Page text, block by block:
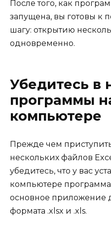
После того, как
запущена, вы готовы к
шагу: открытию
одновременно.
Убедитесь в
программы
компьютере
Прежде чем
нескольких файлов
убедитесь, что у вас
компьютере программа
основное приложение
формата .xlsx и .xls.